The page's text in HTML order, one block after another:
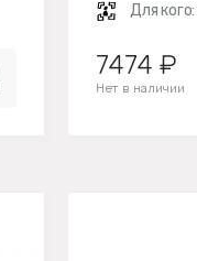
Для кого:
7474 ₽
Нет в наличии